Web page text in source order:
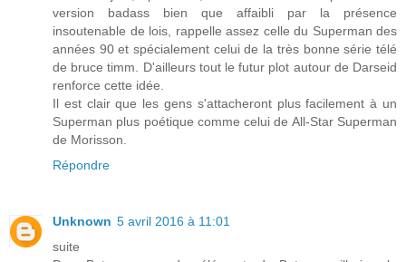
version badass bien que affaibli par la présence
insoutenable de lois, rappelle assez celle du Superman des
années 90 et spécialement celui de la très bonne série télé
de bruce timm. D'ailleurs tout le futur plot autour de Darseid
renforce cette idée.
Il est clair que les gens s'attacheront plus facilement à un
Superman plus poétique comme celui de All-Star Superman
de Morisson.
Répondre
Unknown 5 avril 2016 à 11:01
suite